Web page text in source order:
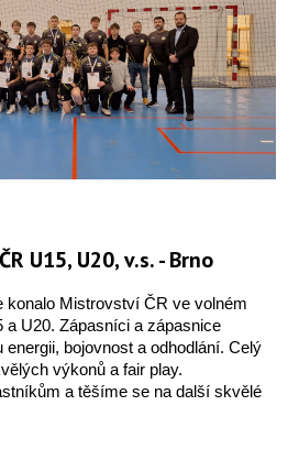
U15, U20, v.s. - Brno
konalo Mistrovství ČR ve volném
a U20. Zápasníci a zápasnice
energii, bojovnost a odhodlání. Celý
výkonů a fair play.
a těšíme se na další skvělé